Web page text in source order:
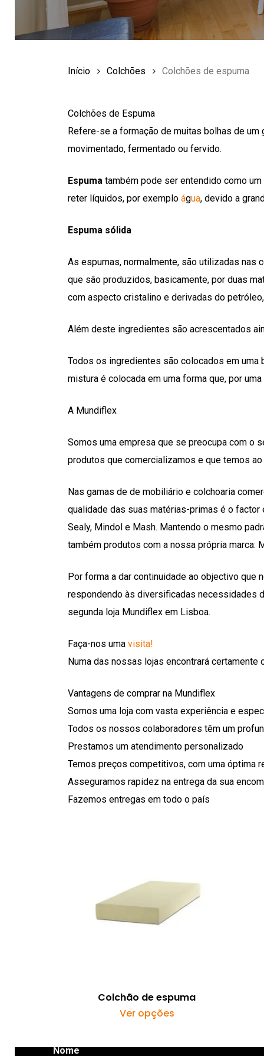
Início Colchões Colchões de espuma
Colchões de Espuma
Refere-se a formação de muitas bolhas de
movimentado, fermentado ou fervido.
Espuma também pode ser entendido como
reter líquidos, por exemplo água, devido a
Espuma sólida
As espumas, normalmente, são utilizadas
que são produzidos, basicamente, por duas
com aspecto cristalino e derivadas do
Além deste ingredientes são acrescentados
Todos os ingredientes são colocados em uma
mistura é colocada em uma forma que, por
A Mundiflex
Somos uma empresa que se preocupa com o
produtos que comercializamos e que temos
Nas gamas de de mobiliário e colchoaria
qualidade das suas matérias-primas é o factor
Sealy, Mindol e Mash. Mantendo o mesmo
também produtos com a nossa própria marca:
Por forma a dar continuidade ao objectivo
respondendo às diversificadas necessidades
segunda loja Mundiflex em Lisboa.
Faça-nos uma visita!
Numa das nossas lojas encontrará certamente
Vantagens de comprar na Mundiflex
Somos uma loja com vasta experiência e
Todos os nossos colaboradores têm um
Prestamos um atendimento personalizado
Temos preços competitivos, com uma óptima
Asseguramos rapidez na entrega da sua
Fazemos entregas em todo o país
€ 375.00€
Colchão de espuma
Ver opçõesThis
has
Nome